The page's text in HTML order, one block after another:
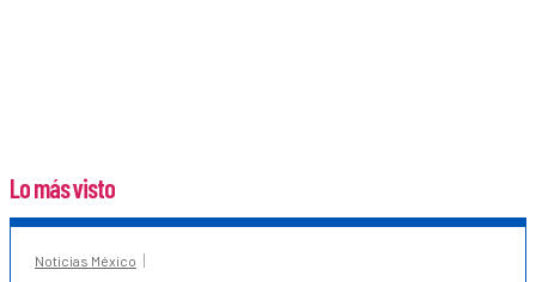
Lo más visto
Noticias México